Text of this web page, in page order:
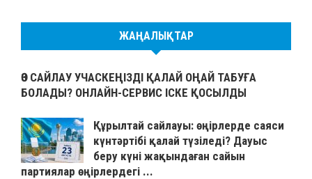
ЖАҢАЛЫҚТАР
ӨЗ САЙЛАУ УЧАСКЕҢІЗДІ ҚАЛАЙ ОҢАЙ ТАБУҒА
БОЛАДЫ? ОНЛАЙН-СЕРВИС ІСКЕ ҚОСЫЛДЫ
Құрылтай сайлауы: өңірлерде саяси
күнтәртібі қалай түзіледі? Дауыс
беру күні жақындаған сайын
партиялар өңірлердегі ...